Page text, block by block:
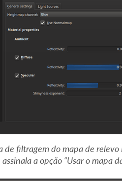
de filtragem do mapa de relevo
a opção “Usar o mapa